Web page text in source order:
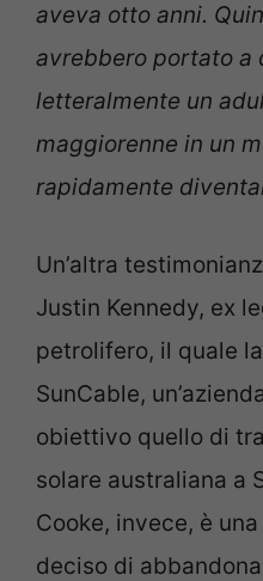
aveva otto anni.
avrebbero portato a
letteralmente un
maggiorenne in un
rapidamente
Un’altra
Justin Kennedy, ex
petrolifero, il quale
SunCable,
obiettivo quello di
solare australiana a
Cooke, invece, è
deciso di